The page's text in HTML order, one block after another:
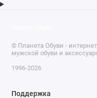
© Планета Обуви -
мужской обуви и
1996-2026
Поддержка